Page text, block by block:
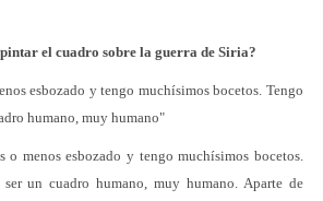
el cuadro sobre la guerra de Siria?
esbozado y tengo muchísimos bocetos. Tengo
humano, muy humano"
menos esbozado y tengo muchísimos bocetos.
un cuadro humano, muy humano. Aparte de